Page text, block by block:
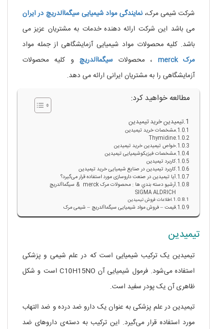
شرکت شیمی مرک،نمایندگی موادشیمیایی سیگماآلدریچ درایران
می باشد این شرکت ارائه دهنده خدمات به مشتریان عزیز می
باشد. کلیه محصولات مواد شیمیایی آزمایشگاهی از جمله مواد
مرک merck ، محصولاتسیگماآلدریچ و کلیه محصولات
آزمایشگاهی را به مشتریان ایرانی ارائه می دهد.
مطالعه خواهید کرد:
تیمیدین خرید تیمیدین
مشخصات خرید تیمیدین
Thymidine
خواص تیمیدین خرید تیمیدین
مشخصات فیزیکوشیمیایی تیمیدین
کاربرد تیمیدین
کاربرد تیمیدین در صنایع شیمیایی خرید تیمیدین
آیا تیمیدین در صنعت داروسازی مورد استفاده قرار می‌گیرد؟
آرشيو دسته بندي ها : محصولات مرک merck & سيگماآلدريچ
SIGMA ALDRICH
اطلاعات فروش تیمیدین
قیمت – فروش مواد شیمیایی سیگماآلدریچ – شیمی مرک
تیمیدین
تیمیدین یک ترکیب شیمیایی است که در علم شیمی و پزشکی
استفاده می‌شود. فرمول شیمیایی آن C10H15NO است و شکل
ظاهری آن یک پودر سفید است.
تیمیدین در علم پزشکی به عنوان یک دارو ضد درده و ضد التهاب
مورد استفاده قرار می‌گیرد. این ترکیب به دسته‌ی داروهای ضد